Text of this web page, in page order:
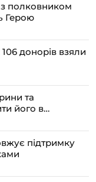
полковником
Герою
донорів взяли
та
його в
підтримку